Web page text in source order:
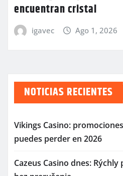
encuentran cristal
igavec Ago 1, 2026
NOTICIAS RECIENTES
Vikings Casino:
puedes perder en 2026
Cazeus Casino dnes: